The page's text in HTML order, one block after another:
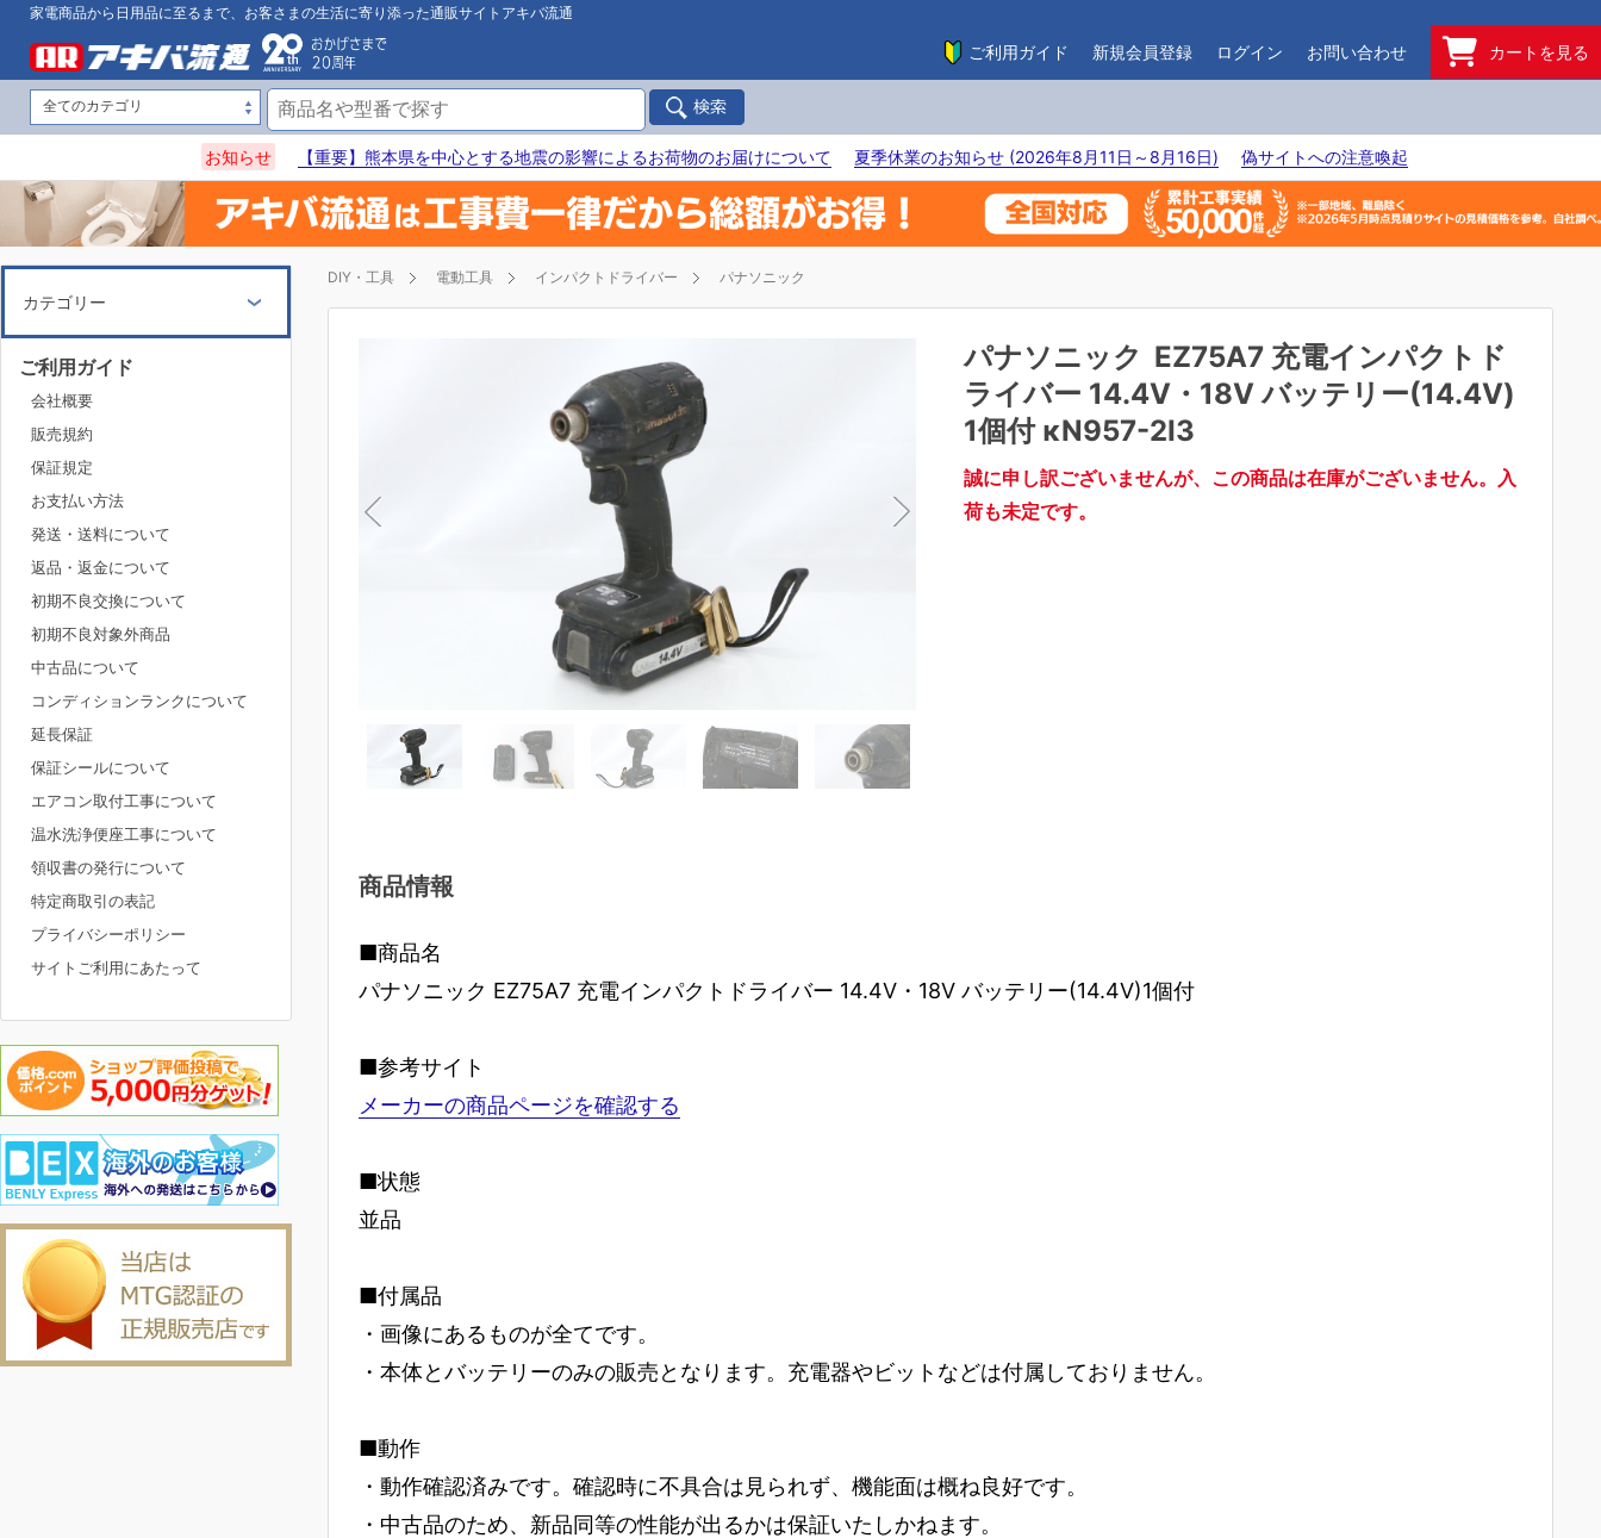
家電商品から日用品に至るまで、お客さまの生活に寄り添った通販サイトアキバ流通
ご利用ガイド 新規会員登録 ログイン お問い合わせ カートを見る
お知らせ 【重要】熊本県を中心とする地震の影響によるお荷物のお届けについて 夏季休業のお知らせ (2026年8月11日～8月16日) 偽サイトへの注意喚起
DIY・工具 電動工具 インパクトドライバー パナソニック
パナソニック EZ75A7 充電インパクトド
ライバー 14.4V・18V バッテリー(14.4V)
1個付 κN957-2I3
誠に申し訳ございませんが、この商品は在庫がございません。入
荷も未定です。
商品情報
■商品名
パナソニック EZ75A7 充電インパクトドライバー 14.4V・18V バッテリー(14.4V)1個付
■参考サイト
メーカーの商品ページを確認する
■状態
並品
■付属品
・画像にあるものが全てです。
・本体とバッテリーのみの販売となります。充電器やビットなどは付属しておりません。
■動作
・動作確認済みです。確認時に不具合は見られず、機能面は概ね良好です。
・中古品のため、新品同等の性能が出るかは保証いたしかねます。
カテゴリー
ご利用ガイド
会社概要
販売規約
保証規定
お支払い方法
発送・送料について
返品・返金について
初期不良交換について
初期不良対象外商品
中古品について
コンディションランクについて
延長保証
保証シールについて
エアコン取付工事について
温水洗浄便座工事について
領収書の発行について
特定商取引の表記
プライバシーポリシー
サイトご利用にあたって